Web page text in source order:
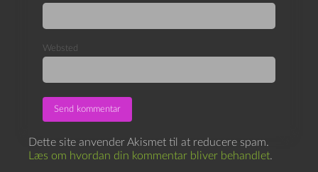
Websted
Dette site anvender Akismet til at reducere spam.
Læs om hvordan din kommentar bliver behandlet.